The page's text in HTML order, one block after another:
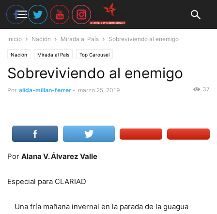
Inicio Nación Mirada al País Sobreviviendo al enemigo
Nación Mirada al País Top Carousel
Sobreviviendo al enemigo
Por alida-millan-ferrer - marzo 25, 2019 37
Por Alana V. Álvarez Valle
Especial para CLARIAD
Una fría mañana invernal en la parada de la guagua